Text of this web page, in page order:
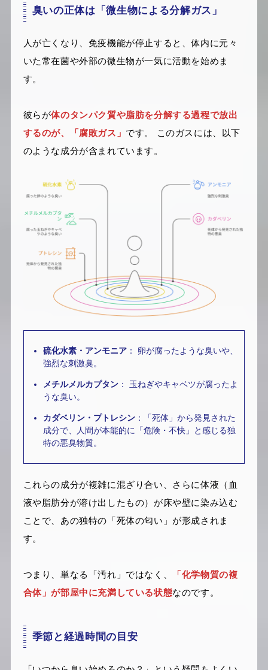
臭いの正体は「微生物による分解ガス」
人が亡くなり、免疫機能が停止すると、体内に元々
いた常在菌や外部の微生物が一気に活動を始めま
す。
彼らが体のタンパク質や脂肪を分解する過程で放出
するのが、「腐敗ガス」 です。 このガスには、以下
のような成分が含まれています。
硫化水素・アンモニア： 卵が腐ったような臭いや、
強烈な刺激臭。
メチルメルカプタン： 玉ねぎやキャベツが腐ったよ
うな臭い。
カダベリン・プトレシン：「死体」から発見された
成分で、人間が本能的に「危険・不快」と感じる独
特の悪臭物質。
これらの成分が複雑に混ざり合い、さらに体液（血
液や脂肪分が溶け出したもの）が床や壁に染み込む
ことで、あの独特の「死体の匂い」が形成されま
す。
つまり、単なる「汚れ」ではなく、
「化学物質の複
合体」が部屋中に充満している状態なのです。
季節と経過時間の目安